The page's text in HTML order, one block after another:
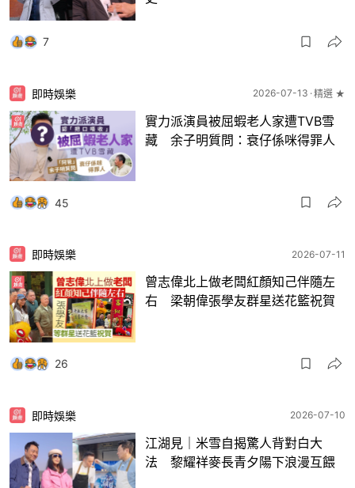
7
即時娛樂 2026-07-13 精選 ★
實力派演員被屈蝦老人家遭TVB雪
藏 余子明質問：衰仔係咪得罪人
45
即時娛樂 2026-07-11
曾志偉北上做老闆紅顏知己伴隨左
右 梁朝偉張學友群星送花籃祝賀
26
即時娛樂 2026-07-10
江湖見｜米雪自揭驚人背對白大
法 黎耀祥麥長青夕陽下浪漫互餵